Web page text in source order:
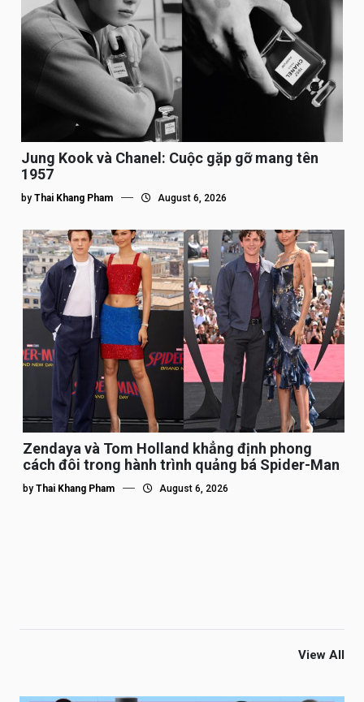
Jung Kook và Chanel: Cuộc gặp gỡ mang tên
1957
by Thai Khang Pham August 6, 2026
Zendaya và Tom Holland khẳng định phong
cách đôi trong hành trình quảng bá Spider-Man
by Thai Khang Pham August 6, 2026
View All